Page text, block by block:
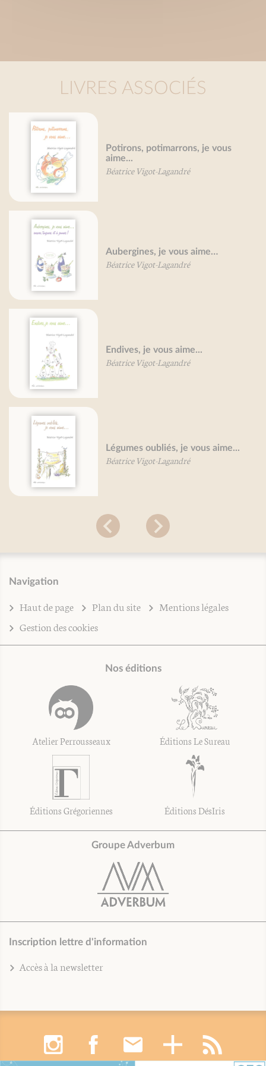
LIVRES ASSOCIÉS
Potirons, potimarrons, je vous
aime...
Béatrice Vigot-Lagandré
Aubergines, je vous aime…
Béatrice Vigot-Lagandré
Endives, je vous aime...
Béatrice Vigot-Lagandré
Légumes oubliés, je vous aime...
Béatrice Vigot-Lagandré
Navigation
Haut de page Plan du site
Mentions légales
Gestion des cookies
Nos éditions
Atelier Perrousseaux Éditions Le Sureau
Éditions Grégoriennes Éditions DésIris
Groupe Adverbum
Inscription lettre d'information
Accès à la newsletter